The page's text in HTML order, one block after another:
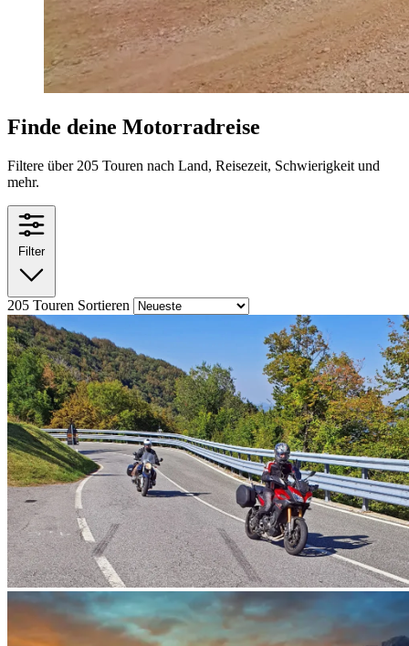
Finde deine Motorradreise
Filtere über 205 Touren nach Land, Reisezeit, Schwierigkeit und
mehr.
Filter
205 Touren Sortieren